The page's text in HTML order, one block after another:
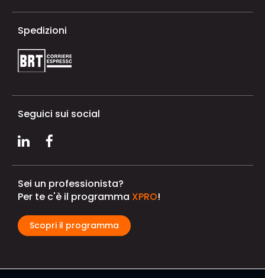
Spedizioni
Seguici sui social
Sei un professionista?
Per te c'è il programma XPRO!
Scopri il programma